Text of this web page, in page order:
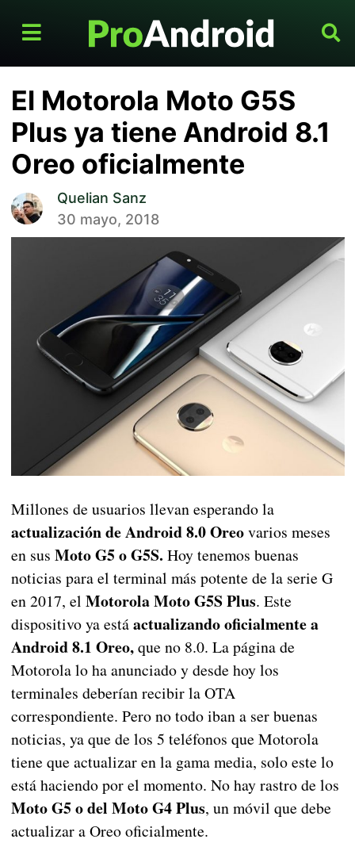
El Motorola Moto G5S
Plus ya tiene Android 8.1
Oreo oficialmente
Quelian Sanz
30 mayo, 2018
Millones de usuarios llevan esperando la
actualización de Android 8.0 Oreovarios meses
en sus Moto G5 o G5S. Hoy tenemos buenas
noticias para el terminal más potente de la serie G
en 2017, el Motorola Moto G5S Plus. Este
dispositivo ya estáactualizando oficialmente a
Android 8.1 Oreo,que no 8.0. La página de
Motorola lo ha anunciado y desde hoy los
terminales deberían recibir la OTA
correspondiente. Pero no todo iban a ser buenas
noticias, ya que de los 5 teléfonos que Motorola
tiene que actualizar en la gama media, solo este lo
está haciendo por el momento. No hay rastro de los
Moto G5 o del Moto G4 Plus, un móvil que debe
actualizar a Oreo oficialmente.